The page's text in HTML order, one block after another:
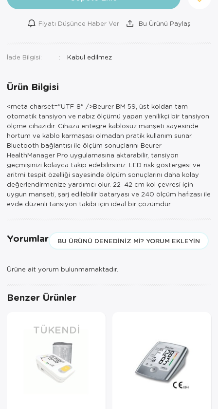
Ortopedi Ürünleri
Ortopedi Ürünleri
Sarf Malzemeleri
Sarf Malzemeleri
Yara Bakım Ürünleri
Fiyatı Düşünce Haber Ver Bu Ürünü Paylaş
İade Bilgisi:
Ürün Bilgisi
<meta charset="UTF-8" />Beurer BM 59, üst koldan tam
otomatik tansiyon ve nabız ölçümü yapan yenilikçi bir tansiyon
ölçme cihazıdır. Cihaza entegre kablosuz manşeti sayesinde
hortum ve kablo karmaşası olmadan pratik kullanım sunar.
Bluetooth bağlantısı ile ölçüm sonuçlarını Beurer
HealthManager Pro uygulamasına aktarabilir, tansiyon
geçmişinizi kolayca takip edebilirsiniz. LED risk göstergesi ve
aritmi tespit özelliği sayesinde ölçüm sonuçlarını daha kolay
değerlendirmenize yardımcı olur. 22–42 cm kol çevresi için
uygun manşeti, şarj edilebilir bataryası ve 240 ölçüm hafızası ile
evde düzenli tansiyon takibi için ideal bir çözümdür.
Yorumlar BU ÜRÜNÜ DENEDINIZ MI? YORUM EKLEYIN
Ürüne ait yorum bulunmamaktadır.
Benzer Ürünler
TÜKENDI